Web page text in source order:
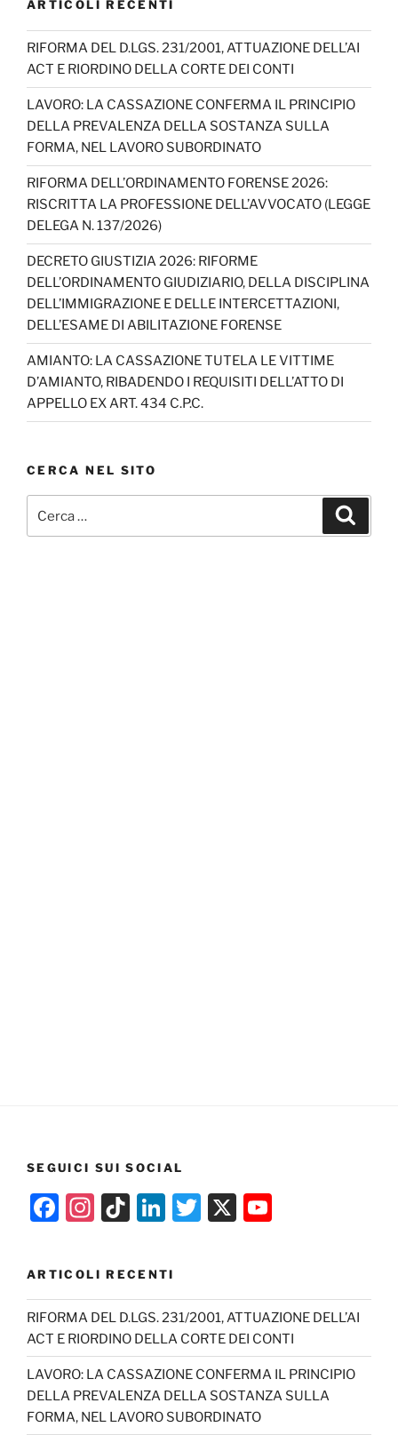
ARTICOLI RECENTI
RIFORMA DEL D.LGS. 231/2001, ATTUAZIONE DELL’AI
ACT E RIORDINO DELLA CORTE DEI CONTI
LAVORO: LA CASSAZIONE CONFERMA IL PRINCIPIO
DELLA PREVALENZA DELLA SOSTANZA SULLA
FORMA, NEL LAVORO SUBORDINATO
RIFORMA DELL’ORDINAMENTO FORENSE 2026:
RISCRITTA LA PROFESSIONE DELL’AVVOCATO (LEGGE
DELEGA N. 137/2026)
DECRETO GIUSTIZIA 2026: RIFORME
DELL’ORDINAMENTO GIUDIZIARIO, DELLA DISCIPLINA
DELL’IMMIGRAZIONE E DELLE INTERCETTAZIONI,
DELL’ESAME DI ABILITAZIONE FORENSE
AMIANTO: LA CASSAZIONE TUTELA LE VITTIME
D’AMIANTO, RIBADENDO I REQUISITI DELL’ATTO DI
APPELLO EX ART. 434 C.P.C.
CERCA NEL SITO
SEGUICI SUI SOCIAL
F
c
e
b
o
o
k
In
a
gr
a
m
Ti
T
o
k
Li
k
e
dI
n
T
er
X
T
u
b
e
C
ARTICOLI RECENTI
RIFORMA DEL D.LGS. 231/2001, ATTUAZIONE DELL’AI
ACT E RIORDINO DELLA CORTE DEI CONTI
LAVORO: LA CASSAZIONE CONFERMA IL PRINCIPIO
DELLA PREVALENZA DELLA SOSTANZA SULLA
FORMA, NEL LAVORO SUBORDINATO